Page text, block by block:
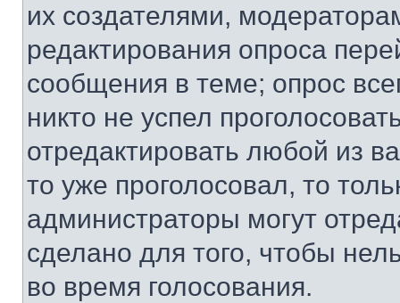
их создателями,
редактирования опроса
сообщения в теме; опрос
никто не успел
отредактировать любой из
то уже проголосовал, то
администраторы могут
сделано для того, чтобы
во время голосования.